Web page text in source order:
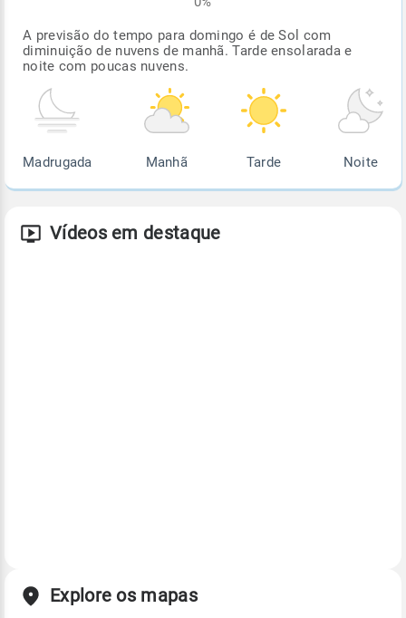
A previsão do tempo para domingo é de Sol com
diminuição de nuvens de manhã. Tarde ensolarada e
noite com poucas nuvens.
Madrugada Manhã Tarde Noite
Vídeos em destaque
Explore os mapas